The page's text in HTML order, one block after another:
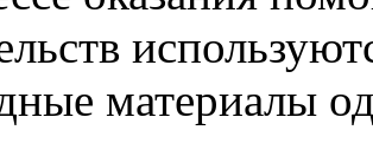
материалы